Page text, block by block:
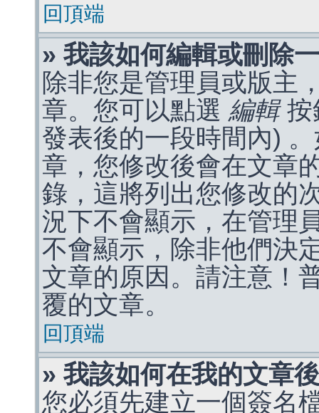
回頂端
» 我該如何編輯或刪除
除非您是管理員或版主
章。您可以點選 編輯按
發表後的一段時間內)
章，您修改後會在文章
錄，這將列出您修改的
況下不會顯示，在管理
不會顯示，除非他們決
文章的原因。請注意！
覆的文章。
回頂端
» 我該如何在我的文章
您必須先建立一個簽名